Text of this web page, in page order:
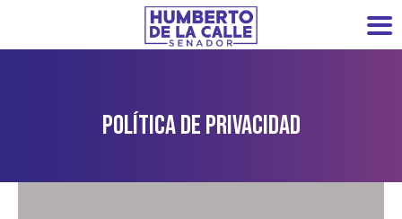
Política De Privacidad